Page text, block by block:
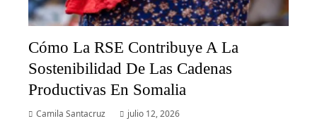
Cómo La RSE Contribuye A La
Sostenibilidad De Las Cadenas
Productivas En Somalia
Camila Santacruz julio 12, 2026